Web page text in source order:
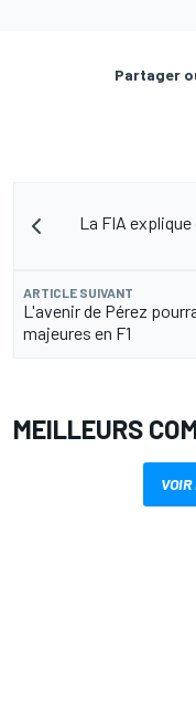
Partager
La FIA
ARTICLE SUIVANT
L'avenir de Pérez
majeures en F1
MEILLEURS